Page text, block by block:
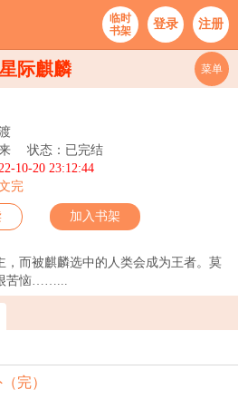
临时
书架
登录 注册
星际麒麟 菜单
状态：已完结
10-20 23:12:44
完
加入书架
，而被麒麟选中的人类会成为王者。莫
苦恼……...
完）